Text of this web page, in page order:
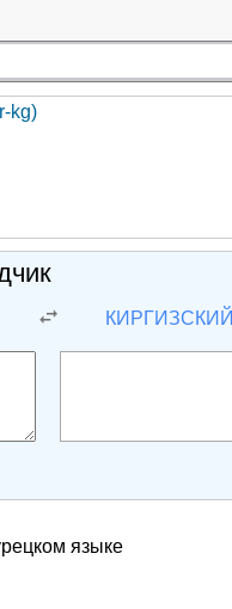
kg)
КИРГИЗСКИЙ
языке